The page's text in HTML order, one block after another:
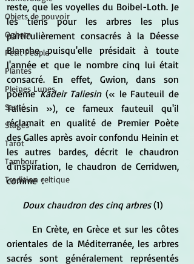
Objets de pouvoir
Ogham
Petit Peuple
Plantes
Pleines Lunes
Santé
Stages
Tarot
Tambour
Tradition celtique
reste, que les voyelles du Boibel-Loth. Je
les tiens pour les arbres les plus
particulièrement consacrés à la Déesse
Blanche puisqu'elle présidait à toute
l'année et que le nombre cinq lui était
consacré. En effet, Gwion, dans son
poème Kadeir Taliesin (« le Fauteuil de
Taliesin »), ce fameux fauteuil qu'il
réclamait en qualité de Premier Poète
des Galles après avoir confondu Heinin et
les autres bardes, décrit le chaudron
d'inspiration, le chaudron de Cerridwen,
comme  :
Doux chaudron des cinq arbres (1)
orientales de la Méditerranée, les arbres
sacrés sont généralement représentés